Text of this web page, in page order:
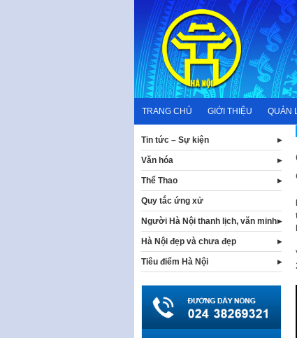
content
TRANG CHỦ GIỚI THIỆU QUẢN
Tin tức – Sự kiện
Văn hóa
Thể Thao
Quy tắc ứng xử
Người Hà Nội thanh lịch, văn minh
Hà Nội đẹp và chưa đẹp
Tiêu điểm Hà Nội